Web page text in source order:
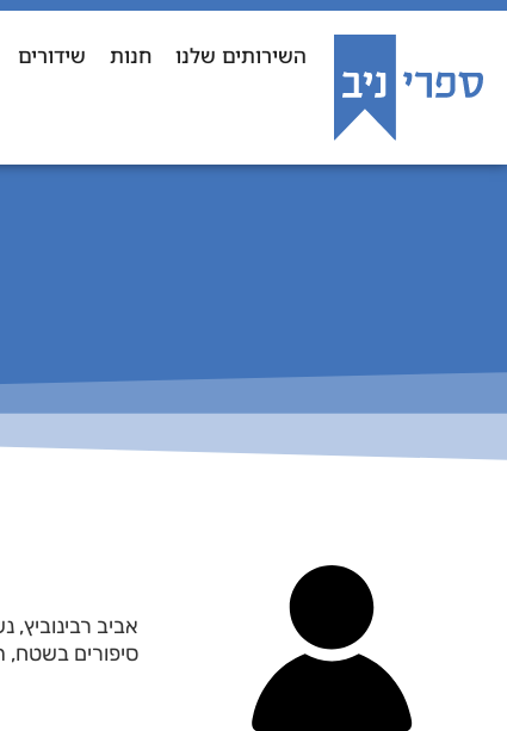
השירותים שלנו חנות שידורים
סיפורים בשטח,